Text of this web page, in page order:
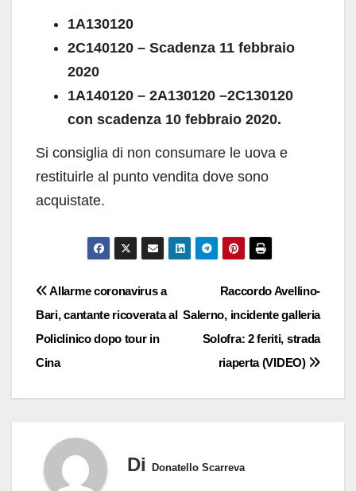
1A130120
2C140120 – Scadenza 11 febbraio
2020
1A140120 – 2A130120 –2C130120
con scadenza 10 febbraio 2020.
Si consiglia di non consumare le uova e
restituirle al punto vendita dove sono
acquistate.
Navigazione
articoli
Raccordo Avellino-
Salerno, incidente galleria
Solofra: 2 feriti, strada
riaperta (VIDEO)
Allarme coronavirus a
Bari, cantante ricoverata al
Policlinico dopo tour in
Cina
Di Donatello Scarreva